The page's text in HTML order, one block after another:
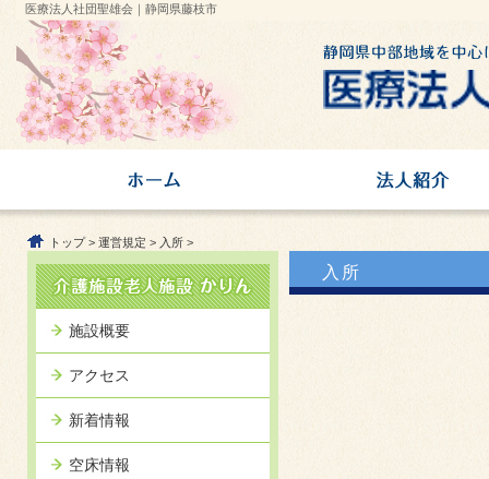
医療法人社団聖雄会｜静岡県藤枝市
トップ> 運営規定 > 入所 >
入所
施設概要
アクセス
新着情報
空床情報